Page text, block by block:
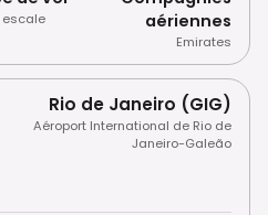
escale
aériennes
Emirates
Rio de Janeiro (GIG)
Aéroport International de Rio de
Janeiro-Galeão